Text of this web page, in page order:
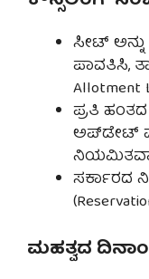
ಸೀಟ್
ಪಾವತಿಸಿ,
ಪ್ರತಿ
ಅಪ್‌ಡೇಟ್
ಸರ್ಕಾರದ
ಮಹತ್ವದ